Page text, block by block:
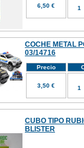
6,50 €
COCHE METAL
03/14716
Precio
3,50 €
CUBO TIPO
BLISTER